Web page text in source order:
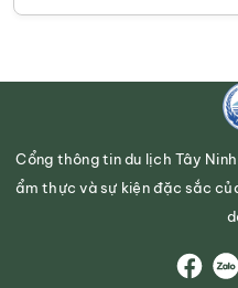
Cổng thông tin du lịch Tây
ẩm thực và sự kiện đặc sắc